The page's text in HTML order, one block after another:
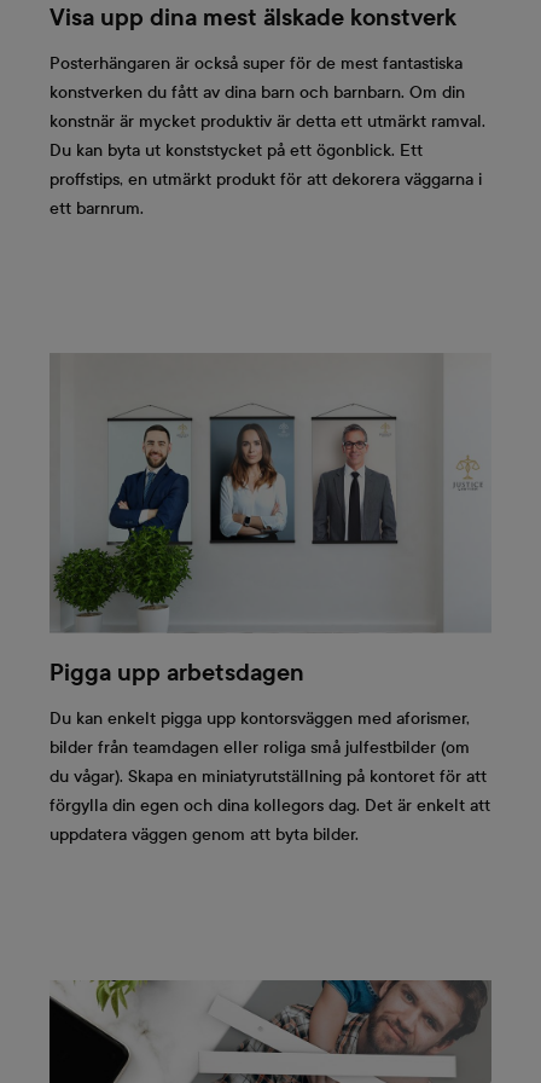
Visa upp dina mest älskade konstverk
Posterhängaren är också super för de mest fantastiska
konstverken du fått av dina barn och barnbarn. Om din
konstnär är mycket produktiv är detta ett utmärkt ramval.
Du kan byta ut konststycket på ett ögonblick. Ett
proffstips, en utmärkt produkt för att dekorera väggarna i
ett barnrum.
Pigga upp arbetsdagen
Du kan enkelt pigga upp kontorsväggen med aforismer,
bilder från teamdagen eller roliga små julfestbilder (om
du vågar). Skapa en miniatyrutställning på kontoret för att
förgylla din egen och dina kollegors dag. Det är enkelt att
uppdatera väggen genom att byta bilder.